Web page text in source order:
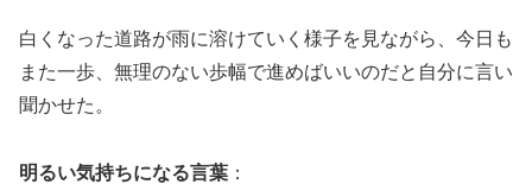
白くなった道路が雨に溶けていく様子を見ながら、今日も
また一歩、無理のない歩幅で進めばいいのだと自分に言い
聞かせた。
明るい気持ちになる言葉 ：